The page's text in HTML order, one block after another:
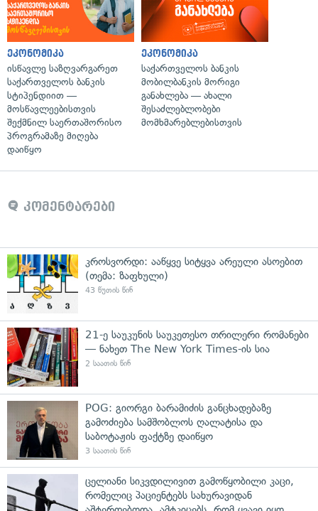
ეკონომიკა
ისწავლე საზღვარგარეთ
საქართველოს ბანკის
სტიპენდიით —
მოსწავლეებისთვის
შექმნილ საერთაშორისო
პროგრამაზე მიღება
დაიწყო
ეკონომიკა
საქართველოს ბანკის
მობილბანკის მორიგი
განახლება — ახალი
შესაძლებლობები
მომხმარებლებისთვის
კომენტარები
კროსვორდი: ააწყვე სიტყვა არეული ასოებით
(თემა: ზაფხული)
43 წუთის წინ
21-ე საუკუნის საუკეთესო თრილერი რომანები
— ნახეთ The New York Times-ის სია
2 საათის წინ
POG: გიორგი ბარამიძის განცხადებაზე
გამოძიება სამშობლოს ღალატისა და
საბოტაჟის ფაქტზე დაიწყო
3 საათის წინ
ცელიანი სიკვდილივით გამოწყობილი კაცი,
რომელიც პაციენტებს სახურავიდან